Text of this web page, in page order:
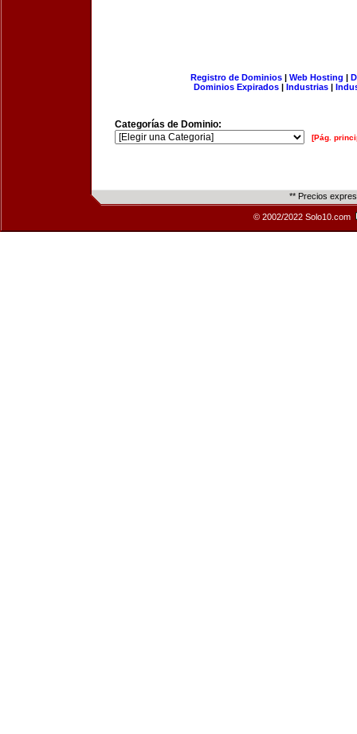
Registro de Dominios| Web Hosting |
Dominios Expirados | Industrias |
Categorías de Dominio:
[Pág.
** Precios
© 2002/2022 Solo10.com